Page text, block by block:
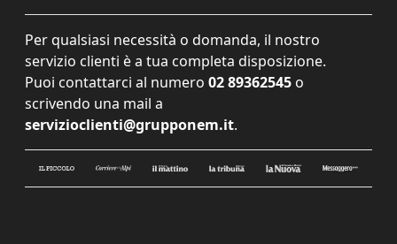
Per qualsiasi necessità o domanda, il nostro
servizio clienti è a tua completa disposizione.
Puoi contattarci al numero 02 89362545 o
scrivendo una mail a
servizioclienti@grupponem.it.